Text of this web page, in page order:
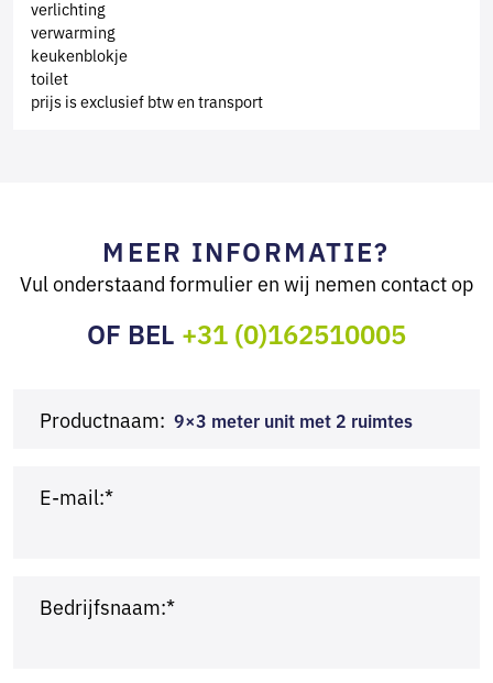
verlichting
verwarming
keukenblokje
toilet
prijs is exclusief btw en transport
MEER INFORMATIE?
Vul onderstaand formulier en wij nemen contact op
OF BEL +31 (0)162510005
Productnaam: 9×3 meter unit met 2 ruimtes
E-mail:*
Bedrijfsnaam:*